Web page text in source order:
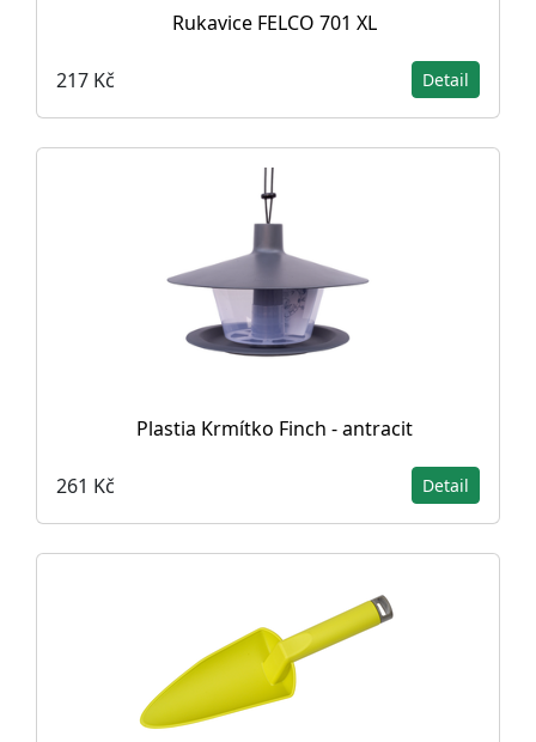
Rukavice FELCO 701 XL
217 Kč Detail
Plastia Krmítko Finch - antracit
261 Kč Detail